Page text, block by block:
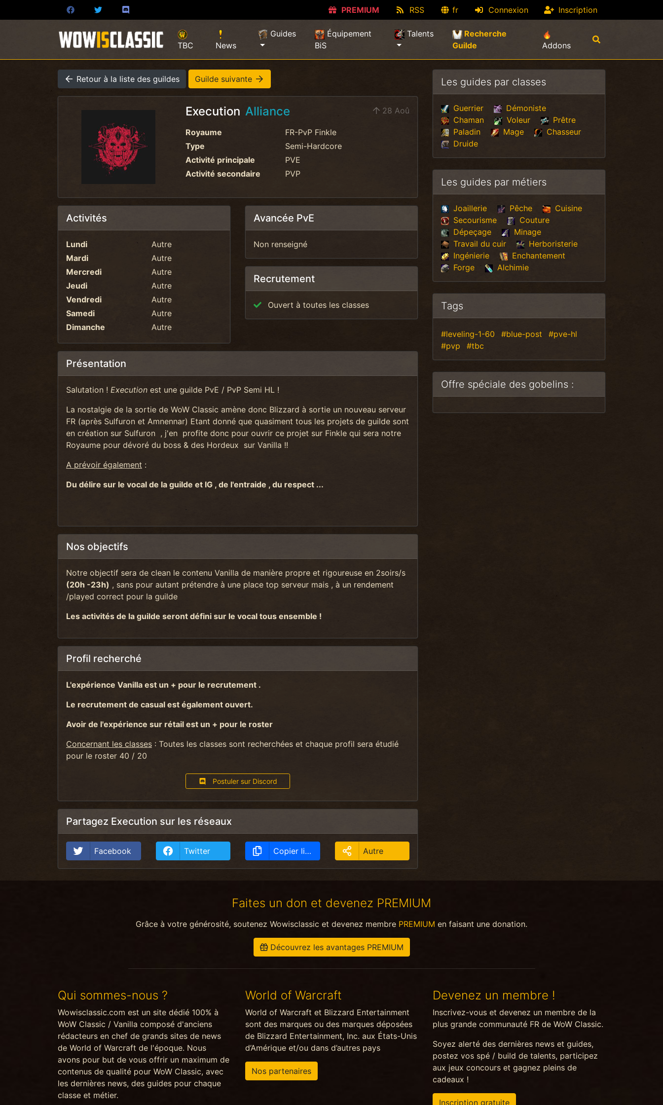
PREMIUM RSS fr Connexion Inscription
TBC News
Guides
Équipement
BiS
Talents
Recherche
Guilde(current) Addons
Retour à la liste des guildes Guilde suivante
Execution Alliance 28 Aoû
Royaume
FR-PvP Finkle
Type
Semi-Hardcore
Activité principale
PVE
Activité secondaire
PVP
Activités
Lundi
Autre
Mardi
Autre
Mercredi
Autre
Jeudi
Autre
Vendredi
Autre
Samedi
Autre
Dimanche
Autre
Avancée PvE
Non renseigné
Recrutement
Ouvert à toutes les classes
Présentation
Salutation ! Execution est une guilde PvE / PvP Semi HL !
La nostalgie de la sortie de WoW Classic amène donc Blizzard à sortie un nouveau serveur
FR (après Sulfuron et Amnennar) Etant donné que quasiment tous les projets de guilde sont
en création sur Sulfuron , j'en profite donc pour ouvrir ce projet sur Finkle qui sera notre
Royaume pour dévoré du boss & des Hordeux sur Vanilla !!
A prévoir également :
Du délire sur le vocal de la guilde et IG , de l'entraide , du respect ...
Nos objectifs
Notre objectif sera de clean le contenu Vanilla de manière propre et rigoureuse en 2soirs/s
(20h -23h) , sans pour autant prétendre à une place top serveur mais , à un rendement
/played correct pour la guilde
Les activités de la guilde seront défini sur le vocal tous ensemble !
Profil recherché
L'expérience Vanilla est un + pour le recrutement .
Le recrutement de casual est également ouvert.
Avoir de l'expérience sur rétail est un + pour le roster
Concernant les classes : Toutes les classes sont recherchées et chaque profil sera étudié
pour le roster 40 / 20
Postuler sur Discord
Partagez Execution sur les réseaux
Facebook Twitter Copier lien Autre
Les guides par classes
Guerrier
Démoniste
Chaman
Voleur
Prêtre
Paladin
Mage
Chasseur
Druide
Les guides par métiers
Joaillerie Pêche
Cuisine
Secourisme
Couture
Dépeçage
Minage
Travail du cuir
Herboristerie
Ingénierie
Enchantement
Forge
Alchimie
Tags
#leveling-1-60 #blue-post
#pve-hl
#pvp
#tbc
Offre spéciale des gobelins :
Faites un don et devenez PREMIUM
Grâce à votre générosité, soutenez Wowisclassic et devenez membre PREMIUM en faisant une donation.
Découvrez les avantages PREMIUM
Qui sommes-nous ?
Wowisclassic.com est un site dédié 100% à
WoW Classic / Vanilla composé d'anciens
rédacteurs en chef de grands sites de news
de World of Warcraft de l'époque. Nous
avons pour but de vous offrir un maximum de
contenus de qualité pour WoW Classic, avec
les dernières news, des guides pour chaque
classe et métier.
World of Warcraft
World of Warcraft et Blizzard Entertainment
sont des marques ou des marques déposées
de Blizzard Entertainment, Inc. aux États-Unis
d’Amérique et/ou dans d’autres pays
Nos partenaires
Devenez un membre !
Inscrivez-vous et devenez un membre de la
plus grande communauté FR de WoW Classic.
Soyez alerté des dernières news et guides,
postez vos spé / build de talents, participez
aux jeux concours et gagnez pleins de
cadeaux !
Inscription gratuite